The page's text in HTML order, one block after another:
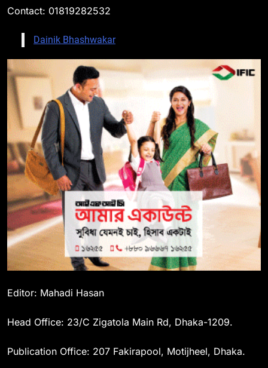
Contact: 01819282532
Dainik Bhashwakar
Editor: Mahadi Hasan
Head Office: 23/C Zigatola Main Rd, Dhaka-1209.
Publication Office: 207 Fakirapool, Motijheel, Dhaka.